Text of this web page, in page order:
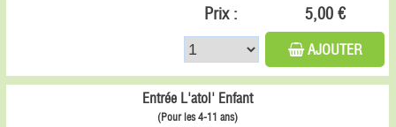
Prix : 5,00 €
AJOUTER
Entrée L'atol' Enfant
(Pour les 4-11 ans)